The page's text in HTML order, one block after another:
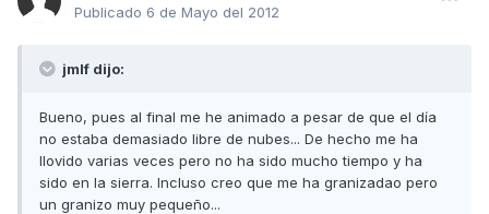
Publicado 6 de Mayo del 2012
jmlf dijo:
Bueno, pues al final me he animado a pesar de que el día
no estaba demasiado libre de nubes... De hecho me ha
llovido varias veces pero no ha sido mucho tiempo y ha
sido en la sierra. Incluso creo que me ha granizadao pero
un granizo muy pequeño...